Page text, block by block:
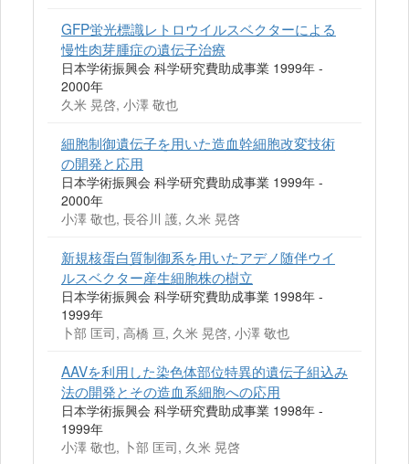
GFP蛍光標識レトロウイルスベクターによる
慢性肉芽腫症の遺伝子治療
日本学術振興会 科学研究費助成事業 1999年 -
2000年
久米 晃啓, 小澤 敬也
細胞制御遺伝子を用いた造血幹細胞改変技術
の開発と応用
日本学術振興会 科学研究費助成事業 1999年 -
2000年
小澤 敬也, 長谷川 護, 久米 晃啓
新規核蛋白質制御系を用いたアデノ随伴ウイ
ルスベクター産生細胞株の樹立
日本学術振興会 科学研究費助成事業 1998年 -
1999年
卜部 匡司, 高橋 亘, 久米 晃啓, 小澤 敬也
AAVを利用した染色体部位特異的遺伝子組込み
法の開発とその造血系細胞への応用
日本学術振興会 科学研究費助成事業 1998年 -
1999年
小澤 敬也, 卜部 匡司, 久米 晃啓